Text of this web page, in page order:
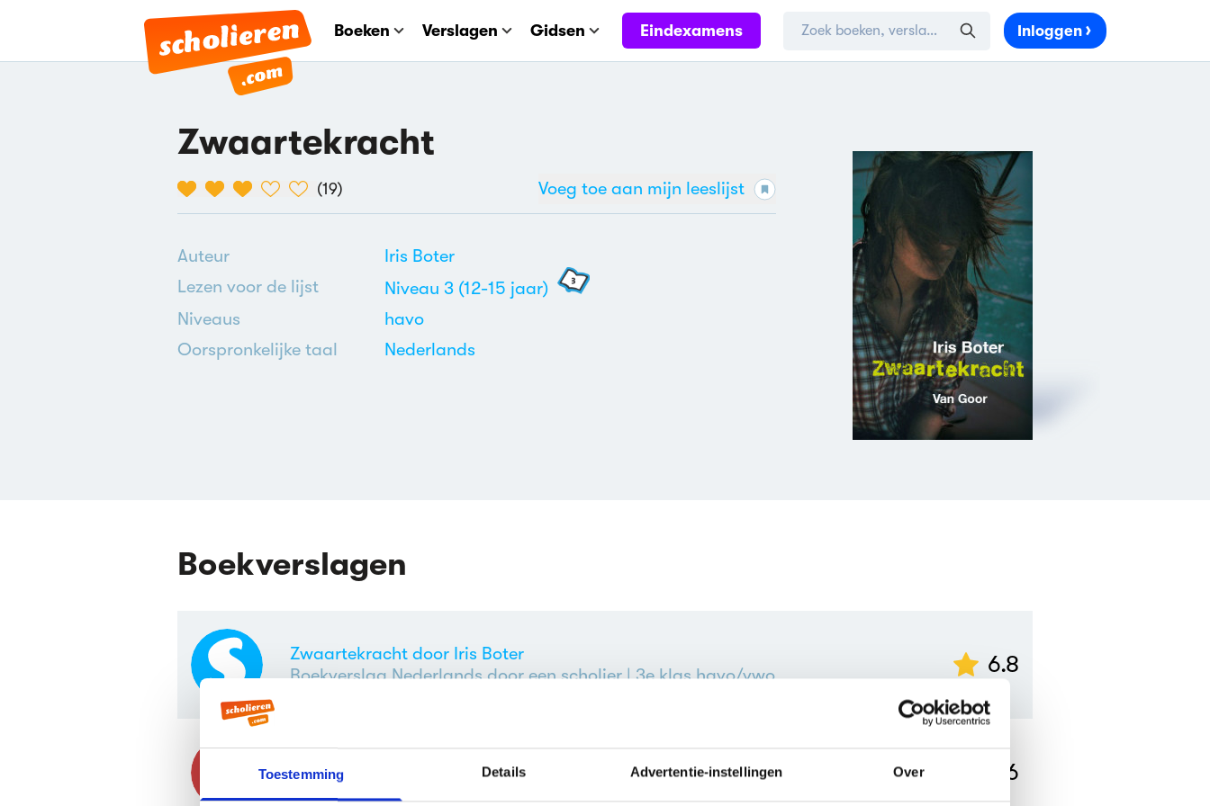
Toestemming Details Advertentie-instellingen Over
Boeken Verslagen Gidsen Eindexamens Inloggen
Zwaartekracht
(19) Voeg toe aan mijn leeslijst
Auteur
Iris Boter
Lezen voor de lijst
Niveau 3 (12-15 jaar)
Niveaus
havo
Oorspronkelijke taal
Nederlands
Boekverslagen
Zwaartekracht door Iris Boter
Boekverslag Nederlands door een scholier| 3e klas havo/vwo 6.8
Boekverslag Nederlands door een scholier
4.6